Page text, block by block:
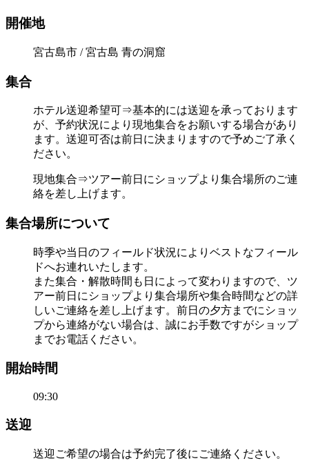
開催地
宮古島市 / 宮古島 青の洞窟
集合
ホテル送迎希望可⇒基本的には送迎を承っております
が、予約状況により現地集合をお願いする場合があり
ます。送迎可否は前日に決まりますので予めご了承く
ださい。
現地集合⇒ツアー前日にショップより集合場所のご連
絡を差し上げます。
集合場所について
時季や当日のフィールド状況によりベストなフィール
ドへお連れいたします。
また集合・解散時間も日によって変わりますので、ツ
アー前日にショップより集合場所や集合時間などの詳
しいご連絡を差し上げます。前日の夕方までにショッ
プから連絡がない場合は、誠にお手数ですがショップ
までお電話ください。
開始時間
09:30
送迎
送迎ご希望の場合は予約完了後にご連絡ください。